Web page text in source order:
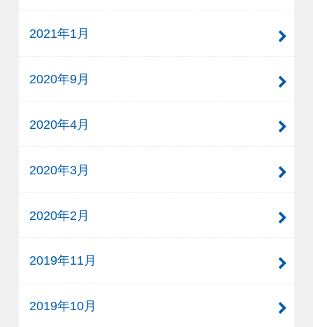
2021年1月
2020年9月
2020年4月
2020年3月
2020年2月
2019年11月
2019年10月